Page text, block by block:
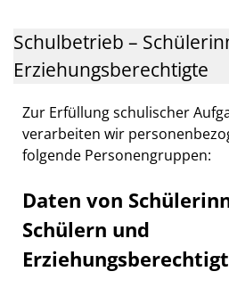
Schulbetrieb –
Erziehungsberechtigte
Zur Erfüllung schulischer
verarbeiten wir
folgende Personengruppen:
Daten von
Schülern und